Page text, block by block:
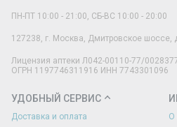
ПН-ПТ 10:00 - 21:00, СБ-ВС 10:00 - 20:00
127238, г. Москва, Дмитровское шоссе,
Лицензия аптеки Л042-00110-77/
ОГРН 1197746311916 ИНН 7743301096
УДОБНЫЙ СЕРВИС
Доставка и оплата
О